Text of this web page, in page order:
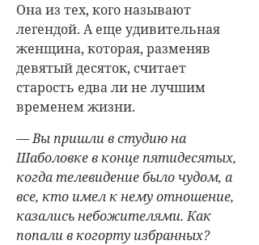
Она из тех, кого называют
легендой. А еще удивительная
женщина, которая, разменяв
девятый десяток, считает
старость едва ли не лучшим
временем жизни.
— Вы пришли в студию на
Шаболовке в конце пятидесятых,
когда телевидение было чудом, а
все, кто имел к нему отношение,
казались небожителями. Как
попали в когорту избранных?